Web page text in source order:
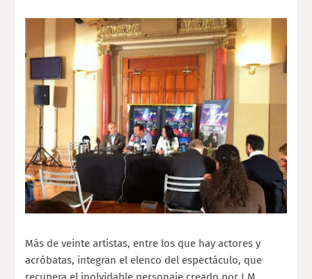
Más de veinte artistas, entre los que hay actores y
acróbatas, integran el elenco del espectáculo, que